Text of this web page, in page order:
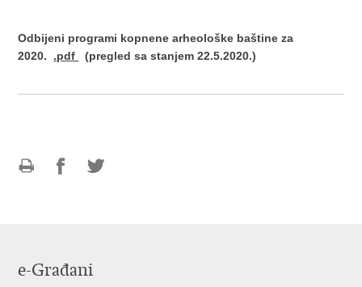
Odbijeni programi kopnene arheološke baštine za
2020. .pdf (pregled sa stanjem 22.5.2020.)
e-Građani